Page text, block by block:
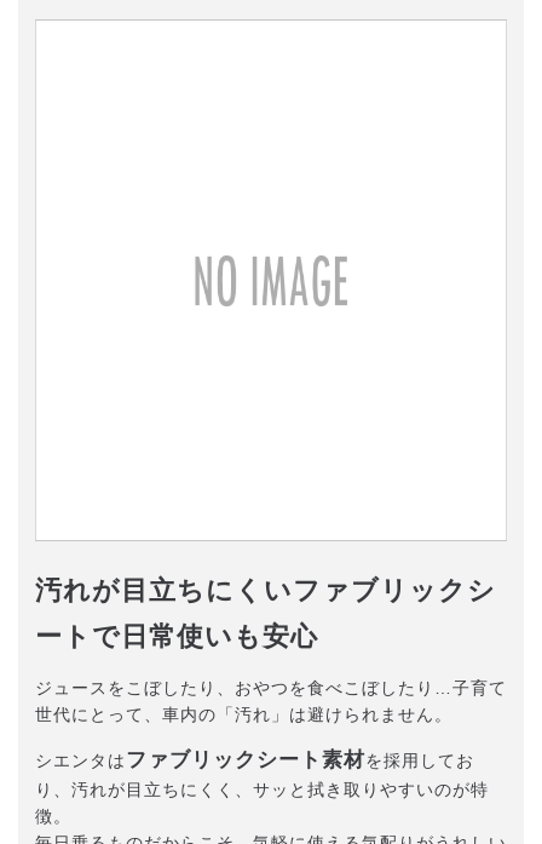
汚れが目立ちにくいファブリックシ
ートで日常使いも安心
ジュースをこぼしたり、おやつを食べこぼしたり…子育て
世代にとって、車内の「汚れ」は避けられません。
シエンタはファブリックシート素材を採用してお
り、汚れが目立ちにくく、サッと拭き取りやすいのが特
徴。